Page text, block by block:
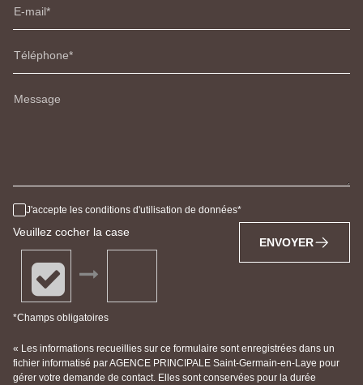
E-mail
Téléphone
Message
J'accepte les conditions d'utilisation de données
Veuillez cocher la case
*Champs obligatoires
ENVOYER
« Les informations recueillies sur ce formulaire sont enregistrées dans un
fichier informatisé par AGENCE PRINCIPALE Saint-Germain-en-Laye pour
gérer votre demande de contact. Elles sont conservées pour la durée